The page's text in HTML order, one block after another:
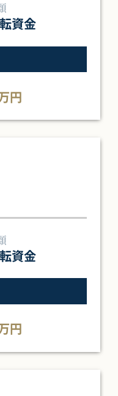
資金
円
資金
円